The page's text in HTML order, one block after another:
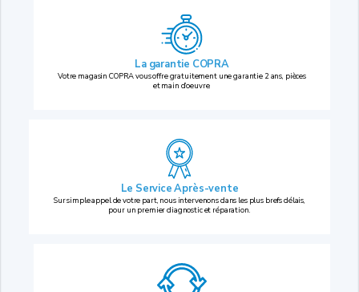
La garantie COPRA
Votre magasin COPRA vous offre gratuitement une garantie 2 ans, pièces
et main d’oeuvre.
Le Service Après-vente
Sur simple appel de votre part, nous intervenons dans les plus brefs délais,
pour un premier diagnostic et réparation.